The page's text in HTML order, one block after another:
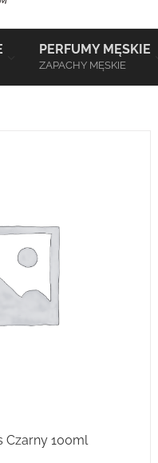
PERFUMY MĘSKIE
ZAPACHY MĘSKIE
Czarny 100ml